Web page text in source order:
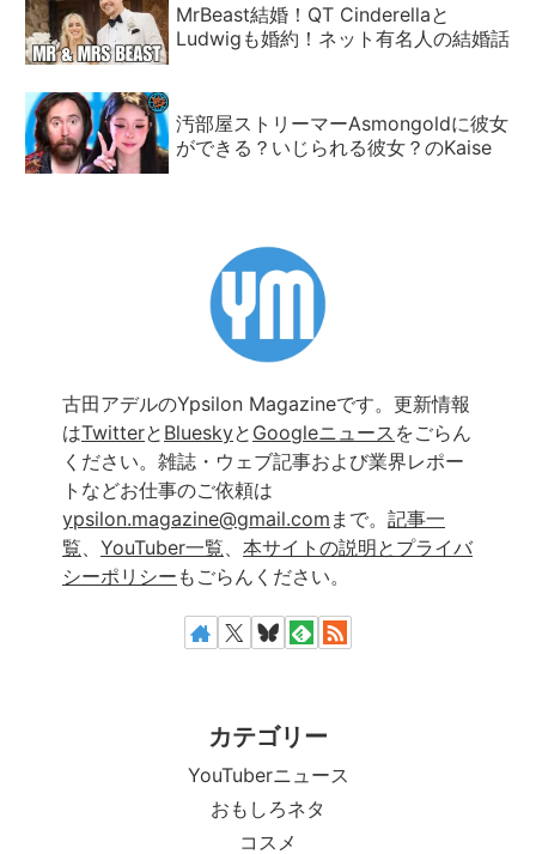
MrBeast結婚！QT Cinderellaと
Ludwigも婚約！ネット有名人の結婚話
汚部屋ストリーマーAsmongoldに彼女
ができる？いじられる彼女？のKaise
古田アデルのYpsilon Magazineです。更新情報
はTwitterと Blueskyと Googleニュース をごらん
ください。雑誌・ウェブ記事および業界レポー
トなどお仕事のご依頼は
ypsilon.magazine@gmail.com まで。 記事一
覧、 YouTuber一覧、 本サイトの説明とプライバ
シーポリシー もごらんください。
カテゴリー
YouTuberニュース
おもしろネタ
コスメ